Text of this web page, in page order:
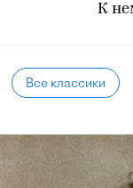
К
Все классики